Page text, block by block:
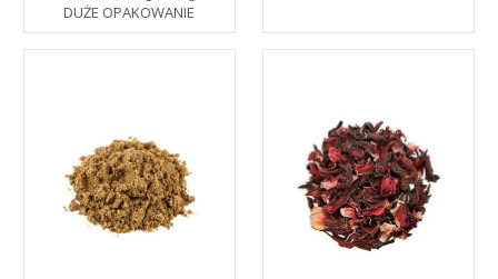
DUŻE OPAKOWANIE